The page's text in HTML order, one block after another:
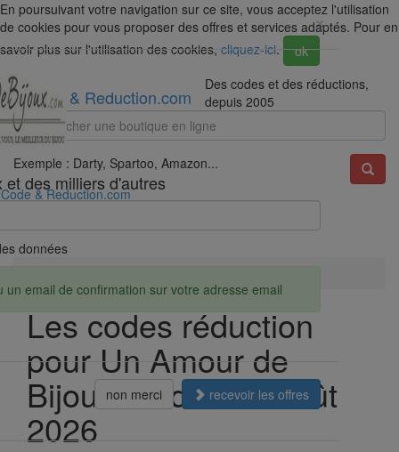
En poursuivant votre navigation sur ce site, vous acceptez l'utilisation
de cookies pour vous proposer des offres et services adaptés. Pour en
savoir plus sur l'utilisation des cookies, cliquez-ici. ok
Code & Reduction.com
Des codes et des réductions,
depuis 2005
Exemple : Darty, Spartoo, Amazon...
Code & Reduction.com
Les codes réduction
pour Un Amour de
Bijoux valides en août
2026
×
des milliers d'autres
données
email de confirmation sur votre adresse email
non merci recevoir les offres